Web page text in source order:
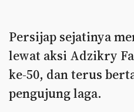
Persijap sejatinya
lewat aksi Adzikry
ke-50, dan terus
pengujung laga.